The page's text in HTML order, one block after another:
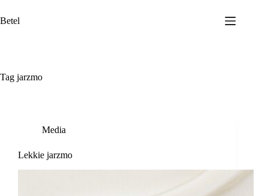
do
treści
Betel
Tag jarzmo
Media
Lekkie jarzmo